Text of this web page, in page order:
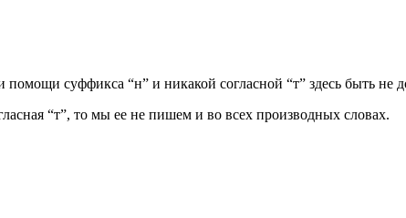
помощи суффикса “н” и никакой согласной “т” здесь быть не
“т”, то мы ее не пишем и во всех производных словах.